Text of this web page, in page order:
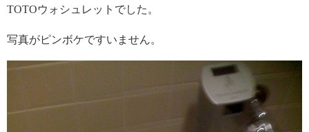
TOTOウォシュレットでした。
写真がピンボケですいません。